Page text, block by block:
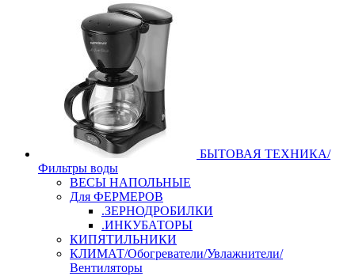
БЫТОВАЯ ТЕХНИКА/
Фильтры воды
ВЕСЫ НАПОЛЬНЫЕ
Для ФЕРМЕРОВ
.ЗЕРНОДРОБИЛКИ
.ИНКУБАТОРЫ
КИПЯТИЛЬНИКИ
КЛИМАТ/Обогреватели/Увлажнители/
Вентиляторы